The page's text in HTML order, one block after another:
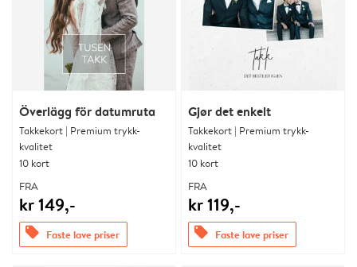
Överlägg för datumruta
Takkekort | Premium trykk-
kvalitet
10 kort
FRA
kr 149,-
offers Faste lave priser
Gjør det enkelt
Takkekort | Premium trykk-
kvalitet
10 kort
FRA
kr 119,-
offers Faste lave priser